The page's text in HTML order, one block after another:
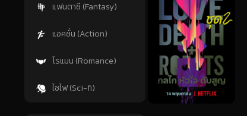
แฟนตาซี (Fantasy)
แอคชั่น (Action)
โรแมน (Romance)
ไซไฟ (Sci-fi)